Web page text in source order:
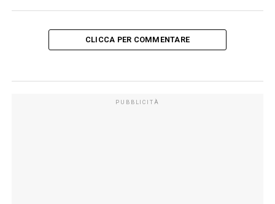
CLICCA PER COMMENTARE
PUBBLICITÀ